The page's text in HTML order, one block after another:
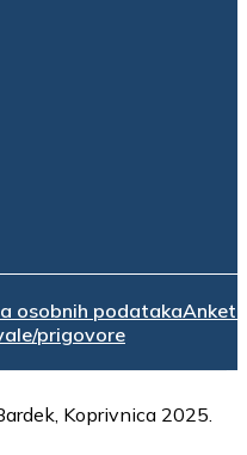
osobnih podatakaAnketa
prigovore
Koprivnica 2025.